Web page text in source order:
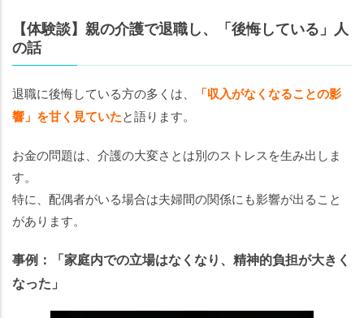
【体験談】親の介護で退職し、「後悔している」人
の話
退職に後悔している方の多くは、
「収入がなくなることの影
響」を甘く見ていたと語ります。
お金の問題は、介護の大変さとは別のストレスを生み出しま
す。
特に、配偶者がいる場合は夫婦間の関係にも影響が出ること
があります。
事例：「家庭内での立場はなくなり、精神的負担が大きく
なった」